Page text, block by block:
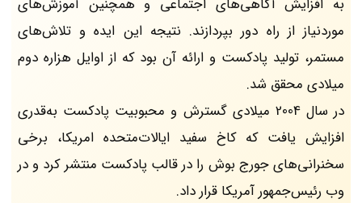
موردنیاز از راه دور بپردازند. نتیجه­ این ایده و تلاش‌های
مستمر، تولید پادکست و ارائه­ آن بود که از اوایل هزاره­ دوم
میلادی محقق شد.
در سال 2004 میلادی گسترش و محبوبیت پادکست به‌قدری
افزایش یافت که کاخ سفید ایالات‌متحده‌ امریکا، برخی
سخنرانی‌های جورج بوش را در قالب پادکست منتشر کرد و در
وب رئیس‌جمهور آمریکا قرار داد.